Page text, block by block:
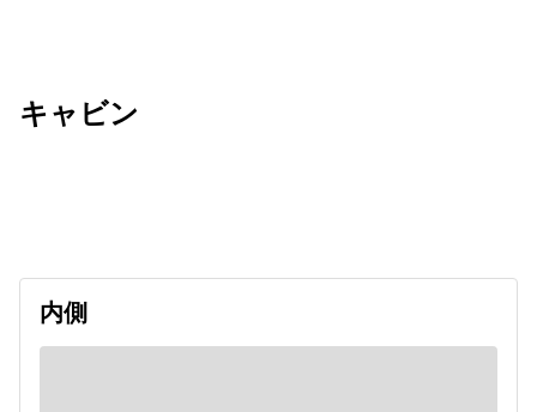
キャビン
内側